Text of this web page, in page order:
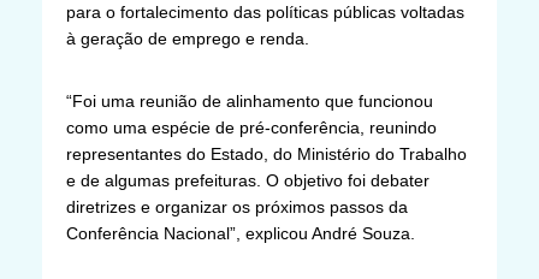
para o fortalecimento das políticas públicas voltadas
à geração de emprego e renda.
“Foi uma reunião de alinhamento que funcionou
como uma espécie de pré-conferência, reunindo
representantes do Estado, do Ministério do Trabalho
e de algumas prefeituras. O objetivo foi debater
diretrizes e organizar os próximos passos da
Conferência Nacional”, explicou André Souza.